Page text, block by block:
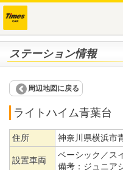
ステーション情報
周辺地図に戻る
ライトハイム青葉台
住所 神奈川県横浜市
設置車両
ベーシック／ス
備考： ジュニア